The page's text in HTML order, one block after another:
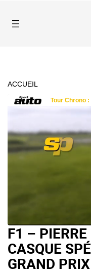
ACCUEIL
F1 – PIERRE
CASQUE
GRAND